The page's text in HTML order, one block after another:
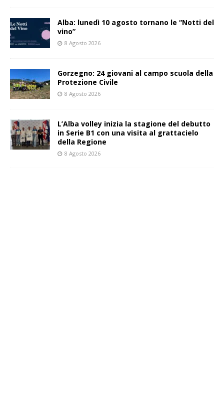
Alba: lunedì 10 agosto tornano le “Notti del
vino”
8 Agosto 2026
Gorzegno: 24 giovani al campo scuola della
Protezione Civile
8 Agosto 2026
L’Alba volley inizia la stagione del debutto
in Serie B1 con una visita al grattacielo
della Regione
8 Agosto 2026